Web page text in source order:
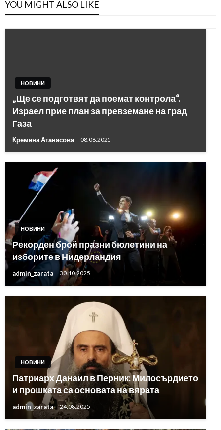
YOU MIGHT ALSO LIKE
НОВИНИ
„Ще се подготвят да поемат контрола“.
Израел прие план за превземане на град
Газа
Кремена Атанасова 08.08.2025
НОВИНИ
Рекорден брой празни бюлетини на
изборите в Нидерландия
admin_zarata 30.10.2025
НОВИНИ
Патриарх Данаил в Перник: Милосърдието
и прошката са основата на вярата
admin_zarata 24.08.2025